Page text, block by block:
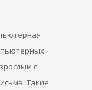
с
Такие